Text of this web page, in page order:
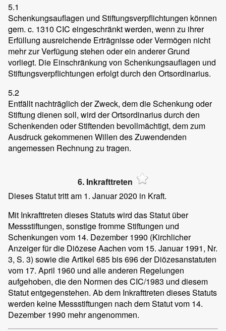
5.1
Schenkungsauflagen und Stiftungsverpflichtungen können
gem. c. 1310 CIC eingeschränkt werden, wenn zu ihrer
Erfüllung ausreichende Erträgnisse oder Vermögen nicht
mehr zur Verfügung stehen oder ein anderer Grund
vorliegt. Die Einschränkung von Schenkungsauflagen und
Stiftungsverpflichtungen erfolgt durch den Ortsordinarius.
5.2
Entfällt nachträglich der Zweck, dem die Schenkung oder
Stiftung dienen soll, wird der Ortsordinarius durch den
Schenkenden oder Stiftenden bevollmächtigt, dem zum
Ausdruck gekommenen Willen des Zuwendenden
angemessen Rechnung zu tragen.
6. Inkrafttreten
Dieses Statut tritt am 1. Januar 2020 in Kraft.
Mit Inkrafttreten dieses Statuts wird das Statut über
Messstiftungen, sonstige fromme Stiftungen und
Schenkungen vom 14. Dezember 1990 (Kirchlicher
Anzeiger für die Diözese Aachen vom 15. Januar 1991, Nr.
3, S. 3) sowie die Artikel 685 bis 696 der Diözesanstatuten
vom 17. April 1960 und alle anderen Regelungen
aufgehoben, die den Normen des CIC/1983 und diesem
Statut entgegenstehen. Ab dem Inkrafttreten dieses Statuts
werden keine Messstiftungen nach dem Statut vom 14.
Dezember 1990 mehr angenommen.